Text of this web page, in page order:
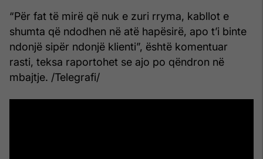
“Për fat të mirë që nuk e zuri rryma, kabllot e
shumta që ndodhen në atë hapësirë, apo t’i binte
ndonjë sipër ndonjë klienti”, është komentuar
rasti, teksa raportohet se ajo po qëndron në
mbajtje. /Telegrafi/